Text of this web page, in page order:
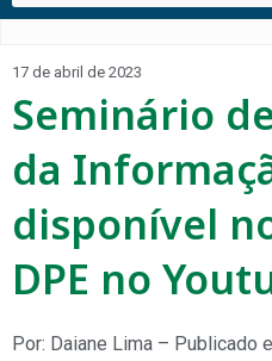
17 de abril de 2023
Seminário
da
disponível
DPE no
Por: Daiane Lima – Publicado